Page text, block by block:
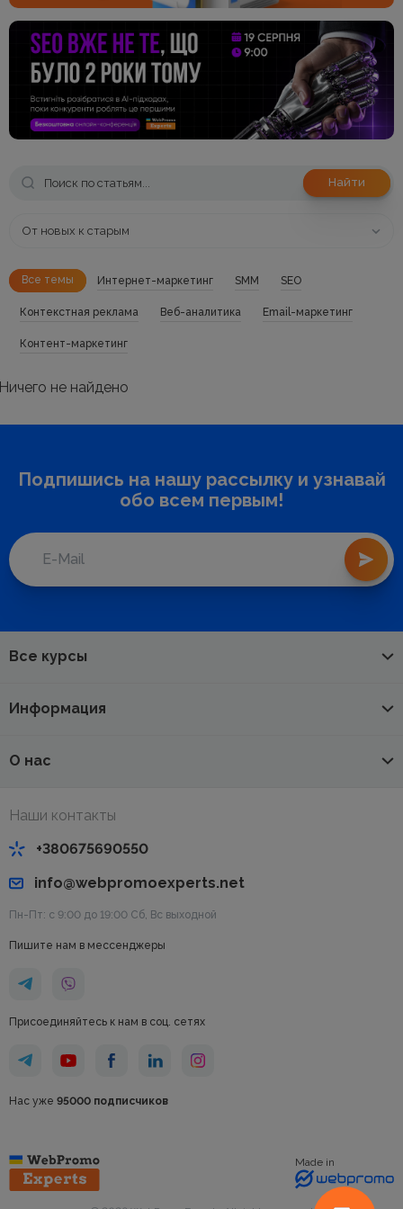
Найти
От новых к старым
Все темы Интернет-маркетинг SMM SEO
Контекстная реклама Веб-аналитика Email-маркетинг
Контент-маркетинг
не найдено
Подпишись на нашу рассылку и узнавай
обо всем первым!
Все курсы
Информация
О нас
Наши контакты
+380675690550
info@webpromoexperts.net
Пн-Пт: с 9:00 до 19:00 Cб, Вс выходной
Пишите нам в мессенджеры
Присоединяйтесь к нам в соц. сетях
Нас уже 95000 подписчиков
Made in